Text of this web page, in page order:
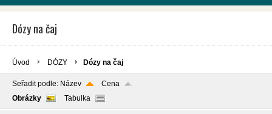
Dózy na čaj
Úvod DÓZY Dózy na čaj
Seřadit podle: Název
Cena
Obrázky
Tabulka